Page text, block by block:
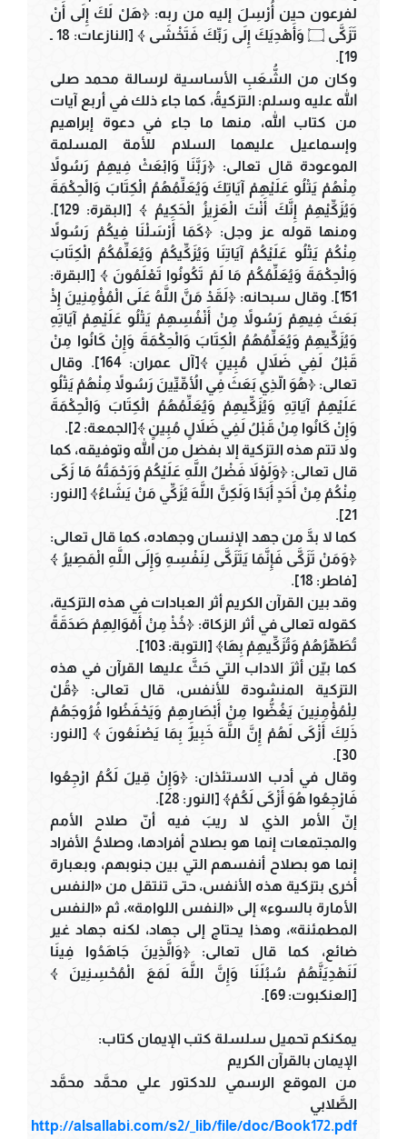
لفرعون حين أُرْسِلَ إليه من ربه: ﴿هَلْ لَكَ إِلَى أَنْ
تَزَكَّى ۝ وَأَهْدِيَكَ إِلَى رَبِّكَ فَتَخْشَى ﴾ [النازعات: 18 ـ
19].
وكان من الشُّعَبِ الأساسية لرسالة محمد صلى
الله عليه وسلم: التزكيةُ، كما جاء ذلك في أربع آيات
من كتاب الله، منها ما جاء في دعوة إبراهيم
وإسماعيل عليهما السلام للأمة المسلمة
الموعودة قال تعالى: ﴿رَبَّنَا وَابْعَثْ فِيهِمْ رَسُولاً
مِنْهُمْ يَتْلُو عَلَيْهِمْ آيَاتِكَ وَيُعَلِّمُهُمُ الْكِتَابَ وَالْحِكْمَةَ
وَيُزَكِّيْهِمْ إِنَّكَ أَنْتَ الْعَزِيزُ الْحَكِيمُ ﴾ [البقرة: 129].
ومنها قوله عز وجل: ﴿كَمَا أَرْسَلْنَا فِيكُمْ رَسُولاً
مِنْكُمْ يَتْلُو عَلَيْكُمْ آيَاتِنَا وَيُزَكِّيكُمْ وَيُعَلِّمُكُمُ الْكِتَابَ
وَالْحِكْمَةَ وَيُعَلِّمُكُمْ مَا لَمْ تَكُونُوا تَعْلَمُونَ ﴾ [البقرة:
151]. وقال سبحانه: ﴿لَقَدْ مَنَّ اللَّهُ عَلَى الْمُؤْمِنِينَ إِذْ
بَعَثَ فِيهِمْ رَسُولاً مِنْ أَنْفُسِهِمْ يَتْلُو عَلَيْهِمْ آيَاتِهِ
وَيُزَكِّيهِمْ وَيُعَلِّمُهُمُ الْكِتَابَ وَالْحِكْمَةَ وَإِنْ كَانُوا مِنْ
قَبْلُ لَفِي ضَلاَلٍ مُبِينٍ ﴾[آل عمران: 164]. وقال
تعالى: ﴿هُوَ الّذِي بَعَثَ فِي الأُمِّيِّينَ رَسُولاً مِنْهُمْ يَتْلُو
عَلَيْهِمْ آيَاتِهِ وَيُزَكِّيهِمْ وَيُعَلِّمُهُمُ الْكِتَابَ وَالْحِكْمَةَ
وَإِنْ كَانُوا مِنْ قَبْلُ لَفِي ضَلاَلٍ مُبِينٍ ﴾[الجمعة: 2].
ولا تتم هذه التزكية إلا بفضل من الله وتوفيقه، كما
قال تعالى: ﴿وَلَوْلاَ فَضْلُ اللَّهِ عَلَيْكُمْ وَرَحْمَتُهُ مَا زَكَى
مِنْكُمْ مِنْ أَحَدٍ أَبَدًا وَلَكِنَّ اللَّهَ يُزَكِّي مَنْ يَشَاءُ﴾ [النور:
21].
كما لا بدَّ من جهد الإنسان وجهاده، كما قال تعالى:
﴿وَمَنْ تَزَكَّى فَإِنَّمَا يَتَزَكَّى لِنَفْسِهِ وَإِلَى اللَّهِ الْمَصِيرُ ﴾
[فاطر: 18].
وقد بين القرآن الكريم أثر العبادات في هذه التزكية،
كقوله تعالى في أثر الزكاة: ﴿خُذْ مِنْ أَمْوَالِهِمْ صَدَقَةً
تُطَهِّرُهُمْ وَتُزَكِّيهِمْ بِهَا﴾ [التوبة: 103].
كما بيّن أثرَ الاداب التي حَثَّ عليها القرآن في هذه
التزكية المنشودة للأنفس، قال تعالى: ﴿قُلْ
لِلْمُؤْمِنِينَ يَغُضُّوا مِنْ أَبْصَارِهِمْ وَيَحْفَظُوا فُرُوجَهُمْ
ذَلِكَ أَزْكَى لَهُمْ إِنَّ اللَّهَ خَبِيرٌ بِمَا يَصْنَعُونَ ﴾ [النور:
30].
وقال في أدب الاستئذان: ﴿وَإِنْ قِيلَ لَكُمُ ارْجِعُوا
فَارْجِعُوا هُوَ أَزْكَى لَكُمْ﴾ [النور: 28].
إنّ الأمر الذي لا ريبَ فيه أنّ صلاح الأمم
والمجتمعات إنما هو بصلاح أفرادها، وصلاحُ الأفراد
إنما هو بصلاح أنفسهم التي بين جنوبهم، وبعبارة
أخرى بتزكية هذه الأنفس، حتى تنتقل من «النفس
الأمارة بالسوء» إلى «النفس اللوامة»، ثم «النفس
المطمئنة»، وهذا يحتاج إلى جهاد، لكنه جهاد غير
ضائع، كما قال تعالى: ﴿وَالَّذِينَ جَاهَدُوا فِينَا
لَنَهْدِيَنَّهُمْ سُبُلَنَا وَإِنَّ اللَّهَ لَمَعَ الْمُحْسِنِينَ ﴾
[العنكبوت: 69].
يمكنكم تحميل سلسلة كتب الإيمان كتاب:
الإيمان بالقرآن الكريم
من الموقع الرسمي للدكتور علي محمَّد محمَّد
الصَّلابي
http://alsallabi.com/s2/_lib/file/doc/Book172.pdf